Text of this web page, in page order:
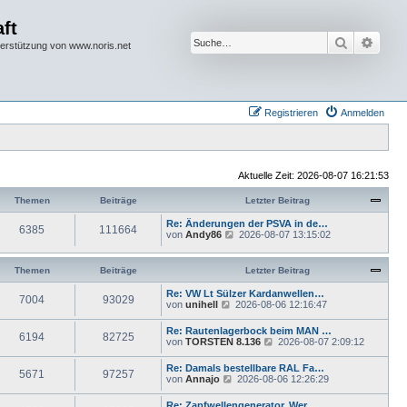
von www.noris.net Suche
Anmelden
Registrieren
Aktuelle Zeit: 2026-08-07 16:21:53
Themen Beiträge Letzter Beitrag
6385 111664
Re: Änderungen der PSVA in de…
von Andy86
N
u
e
r
B
e
i
r
a
g
2026-08-07 13:15:02
Themen Beiträge Letzter Beitrag
7004 93029
Re: VW Lt Sülzer Kardanwellen…
von unihell
N
e
s
t
e
r
e
2026-08-06 12:16:47
6194 82725
Re: Rautenlagerbock beim MAN …
von TORSTEN 8.136
N
u
e
s
t
2026-08-07 2:09:12
5671 97257
Re: Damals bestellbare RAL Fa…
von Annajo
N2026-08-06 12:26:29
Re: Zapfwellengenerator. Wer …